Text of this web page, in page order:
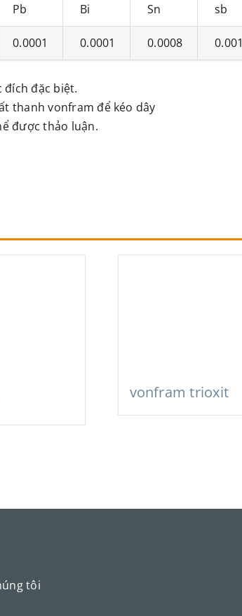
Pb Bi Sn sb
0.0001 0.0001 0.0008 0.001
đích đặc biệt.
thanh vonfram để kéo dây
được thảo luận.
vonfram trioxit
tôi